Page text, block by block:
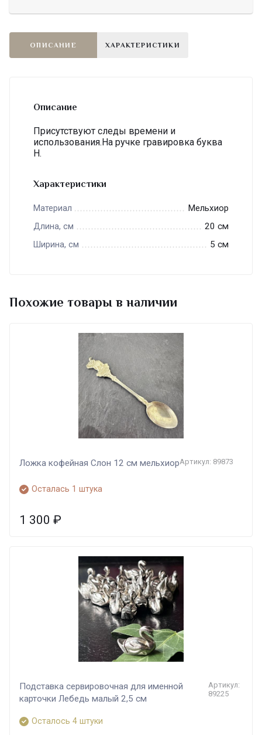
ОПИСАНИЕ ХАРАКТЕРИСТИКИ
Описание
Присутствуют следы времени и
использования.На ручке гравировка буква
Н.
Характеристики
Материал Мельхиор
Длина, см 20 см
Ширина, см 5 см
Похожие товары в наличии
Ложка кофейная Слон 12 см мельхиорАртикул: 89873
Осталась 1 штука
1 300 ₽
Подставка сервировочная для именной
карточки Лебедь малый 2,5 см
Артикул:
89225
Осталось 4 штуки